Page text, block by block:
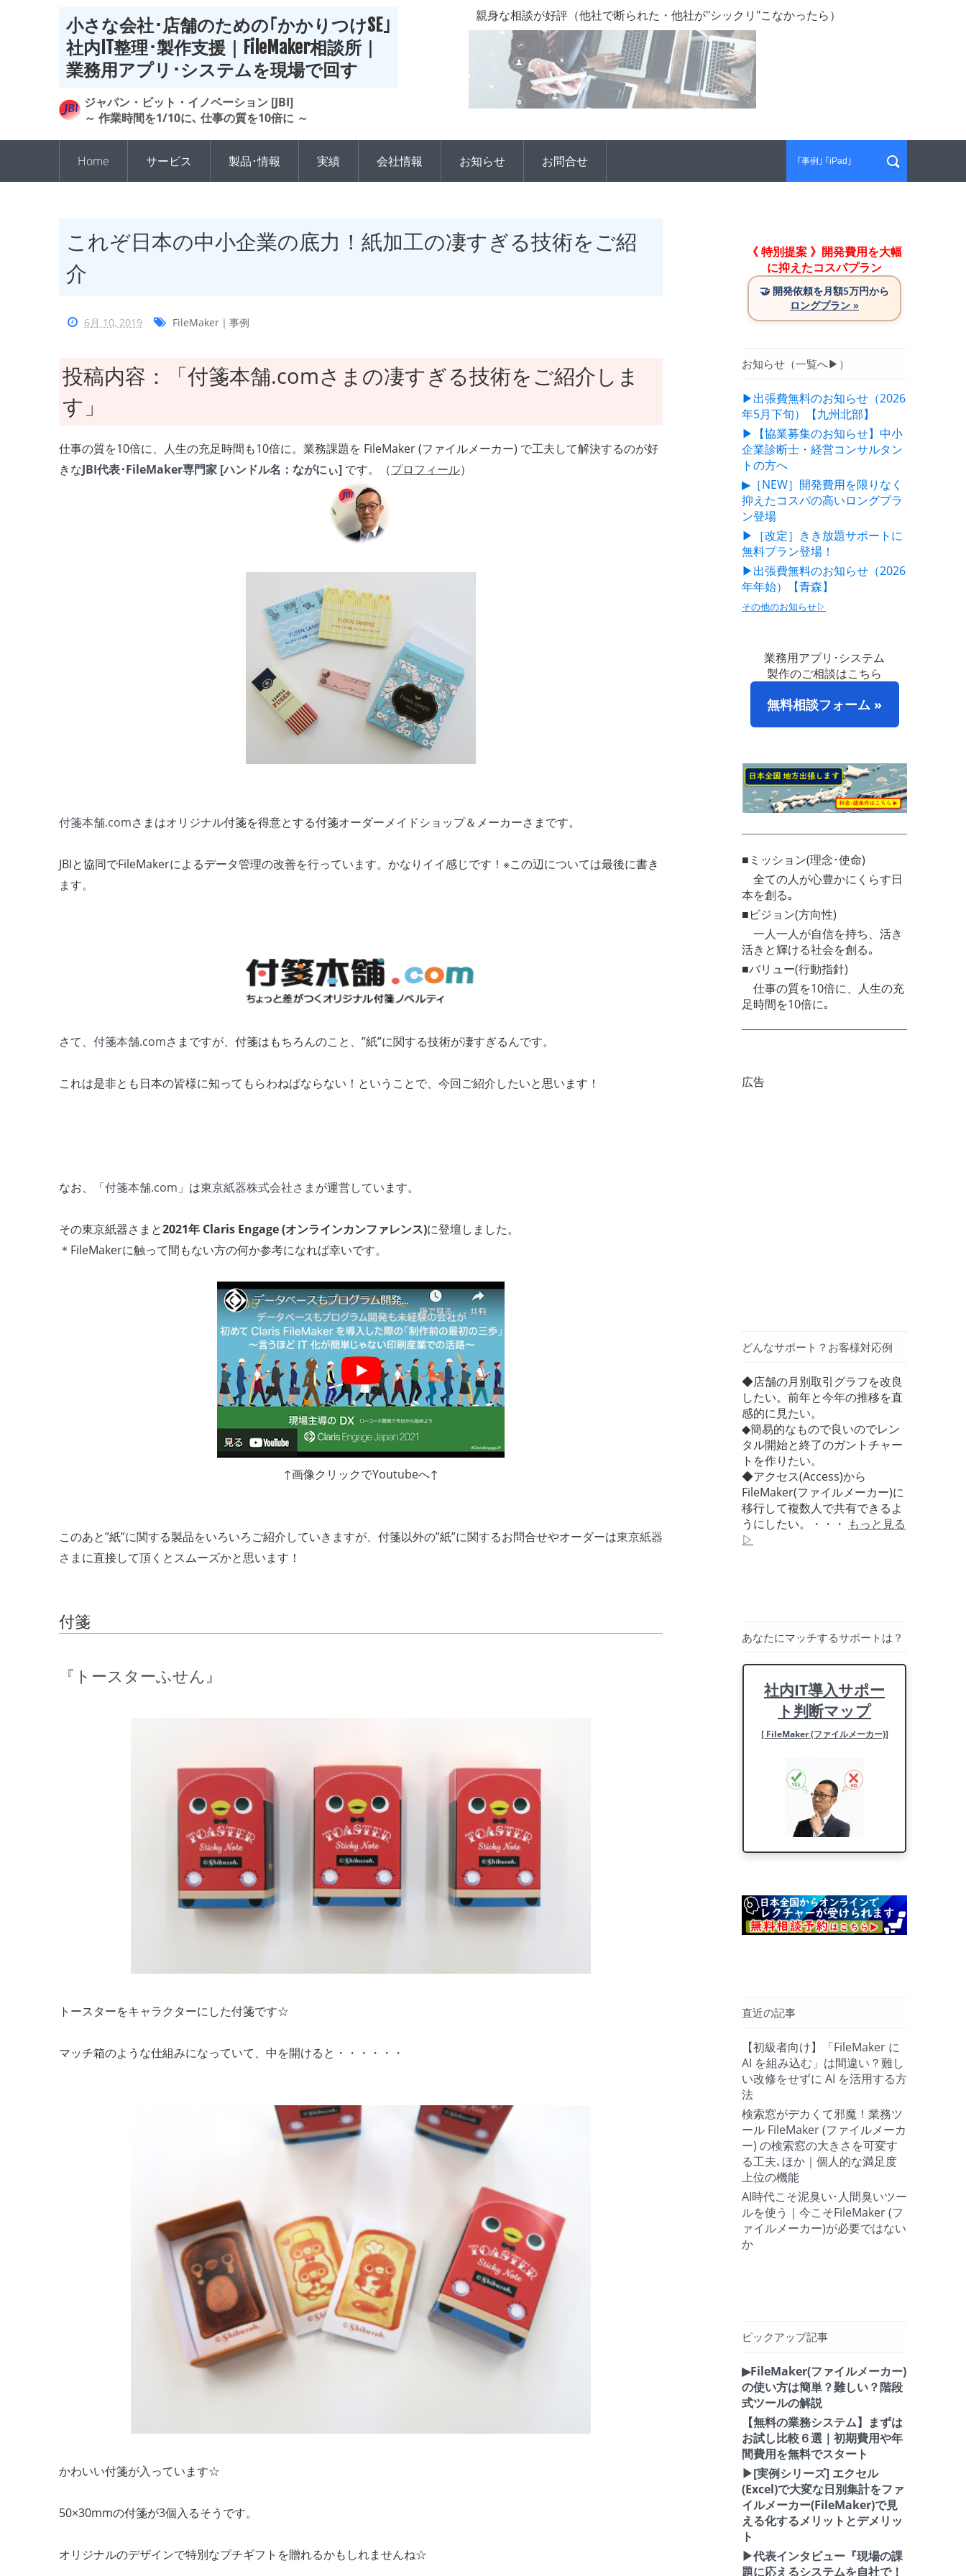
小さな会社･店舗のための｢かかりつけSE｣
社内IT整理･製作支援｜FileMaker相談所｜
業務用アプリ･システムを現場で回す
ジャパン・ビット・イノベーション [JBI]
～ 作業時間を1/10に､ 仕事の質を10倍に ～
親身な相談が好評（他社で断られた・他社が"シックリ"こなかったら）
Home サービス 製品･情報 実績 会社情報 お知らせ お問合せ
これぞ日本の中小企業の底力！紙加工の凄すぎる技術をご紹
介
6月 10, 2019 FileMaker｜事例
投稿内容：「付箋本舗.comさまの凄すぎる技術をご紹介しま
す」
仕事の質を10倍に、人生の充足時間も10倍に。業務課題を FileMaker (ファイルメーカー) で工夫して解決するのが好
きなJBI代表･FileMaker専門家 [ハンドル名：ながにぃ] です。（プロフィール）
付箋本舗.comさまはオリジナル付箋を得意とする付箋オーダーメイドショップ＆メーカーさまです。
JBIと協同でFileMakerによるデータ管理の改善を行っています。かなりイイ感じです！※この辺については最後に書き
ます。
さて、 付箋本舗.comさまですが、付箋はもちろんのこと、”紙”に関する技術が凄すぎるんです。
これは是非とも日本の皆様に知ってもらわねばならない！ということで、今回ご紹介したいと思います！
なお、「付箋本舗.com 」は東京紙器株式会社さまが運営しています。
その東京紙器さまと2021年 Claris Engage (オンラインカンファレンス)に登壇しました。
＊FileMakerに触って間もない方の何か参考になれば幸いです。
↑画像クリックでYoutubeへ↑
このあと”紙”に関する製品をいろいろご紹介していきますが、付箋以外の”紙”に関するお問合せやオーダーは東京紙器
さまに直接して頂くとスムーズかと思います！
付箋
『トースターふせん』
トースターをキャラクターにした付箋です☆
マッチ箱のような仕組みになっていて、中を開けると・・・・・・
かわいい付箋が入っています☆
50×30mmの付箋が3個入るそうです。
オリジナルのデザインで特別なプチギフトを贈れるかもしれませんね☆
《 特別提案 》開発費用を大幅
に抑えたコスパプラン
🤝 開発依頼を月額5万円から
ロングプラン »
お知らせ（一覧へ▶）
▶出張費無料のお知らせ（2026
年5月下旬）【九州北部】
▶【協業募集のお知らせ】中小
企業診断士・経営コンサルタン
トの方へ
▶［NEW］開発費用を限りなく
抑えたコスパの高いロングプラ
ン登場
▶［改定］きき放題サポートに
無料プラン登場！
▶出張費無料のお知らせ（2026
年年始）【青森】
その他のお知らせ▷
業務用アプリ･システム
製作のご相談はこちら
無料相談フォーム »
■ミッション(理念･使命)
全ての人が心豊かにくらす日
本を創る｡
■ビジョン(方向性)
一人一人が自信を持ち、活き
活きと輝ける社会を創る｡
■バリュー(行動指針)
仕事の質を10倍に、人生の充
足時間を10倍に｡
広告
どんなサポート？お客様対応例
◆店舗の月別取引グラフを改良
したい。前年と今年の推移を直
感的に見たい。
◆簡易的なもので良いのでレン
タル開始と終了のガントチャー
トを作りたい。
◆アクセス(Access)から
FileMaker(ファイルメーカー)に
移行して複数人で共有できるよ
うにしたい。・・・ もっと見る
▷
あなたにマッチするサポートは？
社内IT導入サポー
ト判断マップ
[ FileMaker (ファイルメーカー)]
直近の記事
【初級者向け】「FileMaker に
AI を組み込む」は間違い？難し
い改修をせずに AI を活用する方
法
検索窓がデカくて邪魔！業務ツ
ール FileMaker (ファイルメーカ
ー) の検索窓の大きさを可変す
る工夫､ほか｜個人的な満足度
上位の機能
AI時代こそ泥臭い･人間臭いツー
ルを使う｜今こそFileMaker (フ
ァイルメーカー)が必要ではない
か
ピックアップ記事
▶FileMaker(ファイルメーカー)
の使い方は簡単？難しい？階段
式ツールの解説
【無料の業務システム】まずは
お試し比較６選｜初期費用や年
間費用を無料でスタート
▶[実例シリーズ] エクセル
(Excel)で大変な日別集計をファ
イルメーカー(FileMaker)で見
える化するメリットとデメリッ
ト
▶代表インタビュー『現場の課
題に応えるシステムを自社で！